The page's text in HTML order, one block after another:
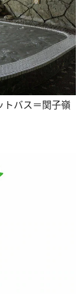
トバス＝関子嶺